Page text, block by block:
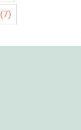
(7)